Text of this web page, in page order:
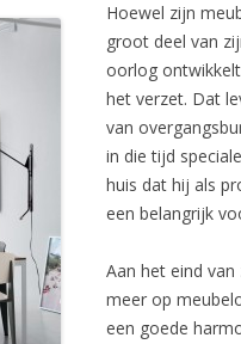
DER ROHE
NAGY
WASSILY CHAIRHoewel zijn
groot deel van
oorlog
het verzet. Dat
van
in die tijd
huis dat hij als
een belangrijk
Aan het eind van
meer op
een goede